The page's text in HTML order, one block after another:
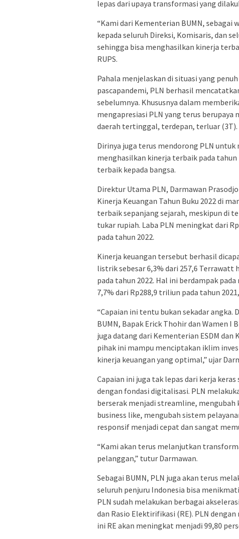
lepas dari upaya transformasi yang
“Kami dari Kementerian BUMN,
kepada seluruh Direksi, Komisaris, dan
sehingga bisa menghasilkan kinerja
RUPS.
Pahala menjelaskan di situasi yang
pascapandemi, PLN berhasil
sebelumnya. Khususnya dalam
mengapresiasi PLN yang terus
daerah tertinggal, terdepan, terluar (3T).
Dirinya juga terus mendorong PLN
menghasilkan kinerja terbaik pada
terbaik kepada bangsa.
Direktur Utama PLN, Darmawan
Kinerja Keuangan Tahun Buku 2022 di
terbaik sepanjang sejarah, meskipun di
tukar rupiah. Laba PLN meningkat dari
pada tahun 2022.
Kinerja keuangan tersebut berhasil
listrik sebesar 6,3% dari 257,6 Terrawatt
pada tahun 2022. Hal ini berdampak
7,7% dari Rp288,9 triliun pada tahun
“Capaian ini tentu bukan sekadar angka.
BUMN, Bapak Erick Thohir dan Wamen I
juga datang dari Kementerian ESDM
pihak ini mampu menciptakan iklim
kinerja keuangan yang optimal,” ujar
Capaian ini juga tak lepas dari kerja
dengan fondasi digitalisasi. PLN
berserak menjadi streamline,
business like, mengubah sistem
responsif menjadi cepat dan sangat
“Kami akan terus melanjutkan
pelanggan,” tutur Darmawan.
Sebagai BUMN, PLN juga akan terus
seluruh penjuru Indonesia bisa
PLN sudah melakukan berbagai
dan Rasio Elektirifikasi (RE). PLN
ini RE akan meningkat menjadi 99,80